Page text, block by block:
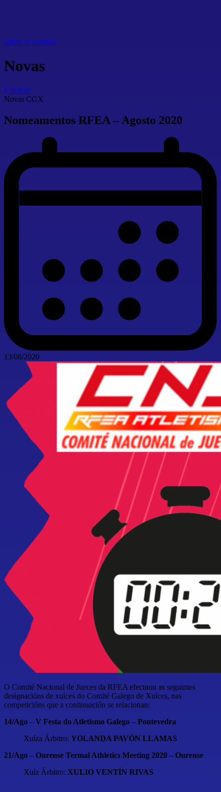
Saltar ao contido
Novas
Volver
Novas CGX
Nomeamentos RFEA – Agosto 2020
13/08/2020
O Comité Nacional de Jueces da RFEA efectuou as seguintes
designacións de xuíces do Comité Galego de Xuíces, nas
competicións que a continuación se relacionan:
14/Ago – V Festa do Atletismo Galego – Pontevedra
Xuíza Árbitro: YOLANDA PAVÓN LLAMAS
21/Ago – Ourense Termal Athletics Meeting 2020 – Ourense
Xuíz Árbitro: XULIO VENTÍN RIVAS